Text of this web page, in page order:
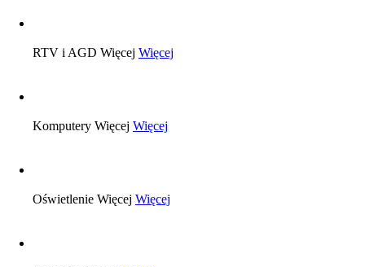
RTV i AGD Więcej Więcej
Komputery Więcej Więcej
Oświetlenie Więcej Więcej